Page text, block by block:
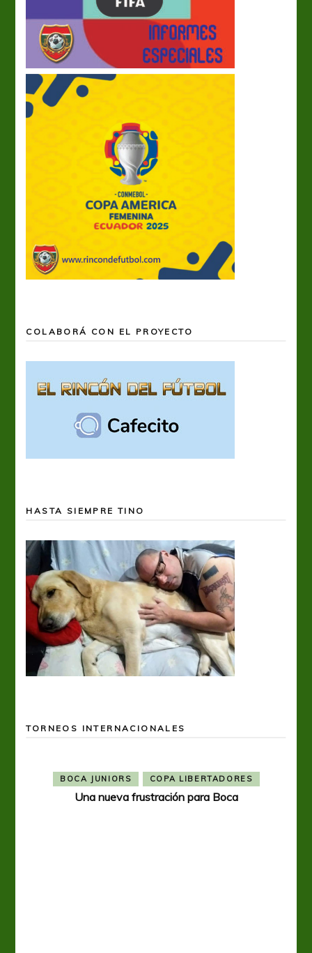
COLABORÁ CON EL PROYECTO
HASTA SIEMPRE TINO
TORNEOS INTERNACIONALES
BOCA JUNIORS COPA LIBERTADORES
Una nueva frustración para Boca